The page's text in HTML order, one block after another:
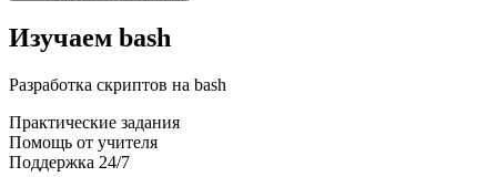
Изучаем bash
Разработка скриптов на bash
Практические задания
Помощь от учителя
Поддержка 24/7